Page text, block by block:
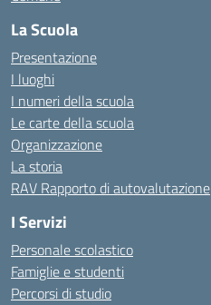
La Scuola
Presentazione
I luoghi
I numeri della scuola
Le carte della scuola
Organizzazione
La storia
RAV Rapporto di autovalutazione
I Servizi
Personale scolastico
Famiglie e studenti
Percorsi di studio